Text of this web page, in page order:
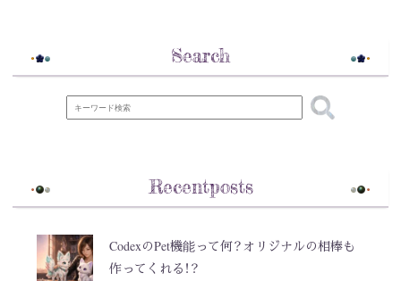
Search
Recentposts
CodexのPet機能って何？オリジナルの相棒も
作ってくれる！？